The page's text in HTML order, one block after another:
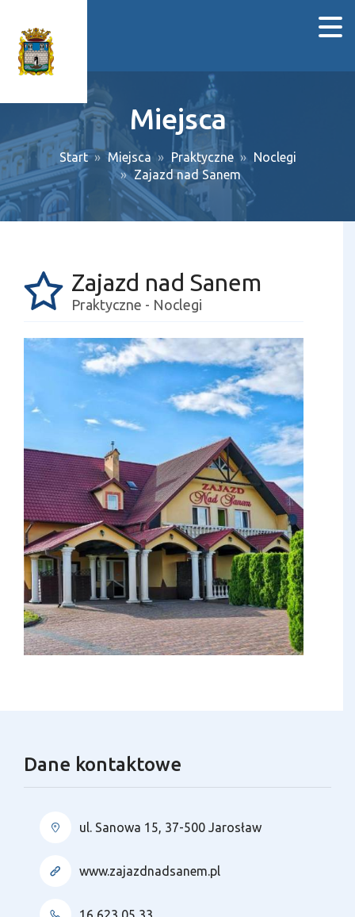
Miejsca
Start Miejsca Praktyczne
Noclegi
Zajazd nad Sanem
Zajazd nad Sanem
Praktyczne - Noclegi
Dane kontaktowe
ul. Sanowa 15, 37-500 Jarosław
www.zajazdnadsanem.pl